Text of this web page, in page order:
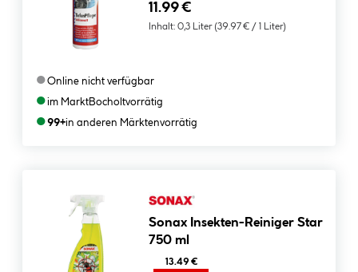
11.99 €
Inhalt: 0,3 Liter (39.97 € / 1 Liter)
●Online nicht verfügbar
●im MarktBocholtvorrätig
●99+in anderen Märktenvorrätig
Sonax Insekten-Reiniger Star
750 ml
13.49 €